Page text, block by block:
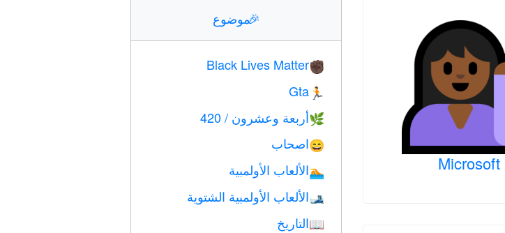
Microsoft
🎉موضوع
✊🏿
Black Lives Matter
🏃
Gta
🌿أربعة وعشرون / 420
😄اصحاب
🏊الألعاب الأولمبية
🎿الألعاب الأولمبية الشتوية
📖التاريخ